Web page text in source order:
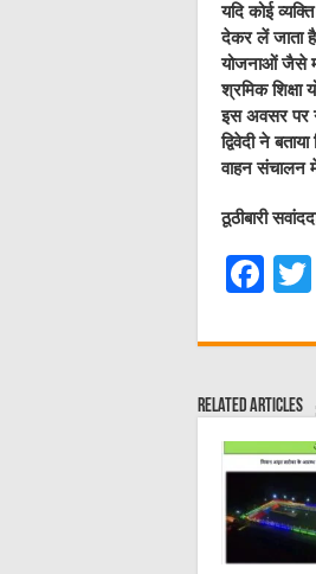
यदि कोई
देकर लें जाता
योजनाओं जैसे
श्रमिक शिक्षा
इस अवसर पर
द्विवेदी ने
वाहन संचालन
ठूठीबारी
F
c
e
b
o
o
k
Related Articles